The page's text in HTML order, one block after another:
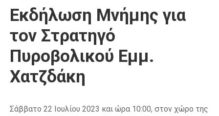
Υπηρεσίες
Επικοινωνία
Εκδήλωση Μνήμης για
τον Στρατηγό
Πυροβολικού Εμμ.
Χατζδάκη
Σάββατο 22 Ιουλίου 2023 και ώρα 10:00, στον χώρο της